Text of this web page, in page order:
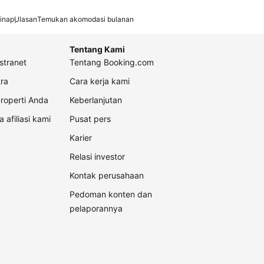
UlasanTemukan akomodasi bulanan
Anda
afiliasi kami
Tentang Kami
Tentang Booking.com
Cara kerja kami
Keberlanjutan
Pusat pers
Karier
Relasi investor
Kontak perusahaan
Pedoman konten dan
pelaporannya